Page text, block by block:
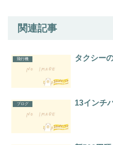
関連記事
飛行機 タクシー
ブログ 13インチ